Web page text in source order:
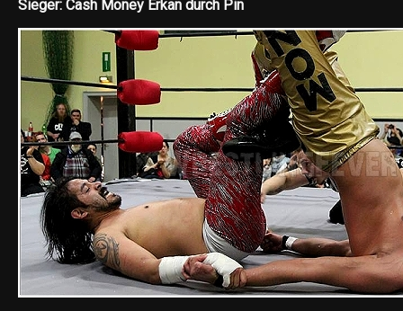
Sieger: Cash Money Erkan durch Pin